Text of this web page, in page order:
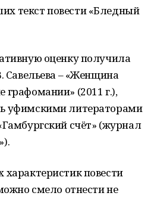
текст повести «Бледный
оценку получила
Савельева – «Женщина
графомании» (2011 г.),
уфимскими литераторами
счёт» (журнал
повести
смело отнести не